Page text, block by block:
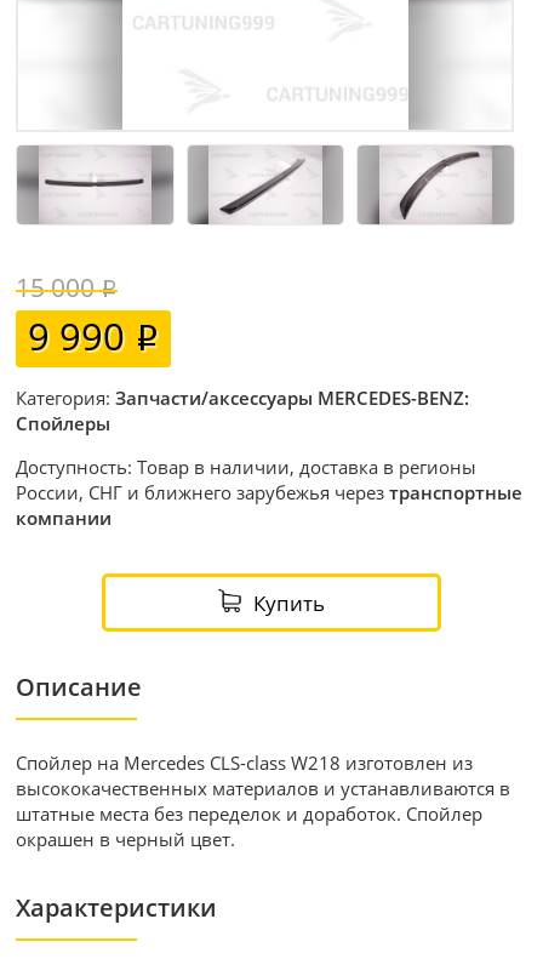
15 000
9 990
Категория:Запчасти/аксессуары MERCEDES-BENZ:
Спойлеры
Доступность: Товар в наличии, доставка в регионы
России, СНГ и ближнего зарубежья черезтранспортные
компании
Купить
Описание
Спойлер на Mercedes CLS-class W218 изготовлен из
высококачественных материалов и устанавливаются в
штатные места без переделок и доработок. Спойлер
окрашен в черный цвет.
Характеристики